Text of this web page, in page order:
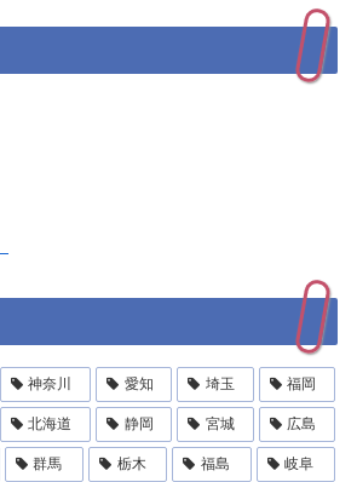
神奈川 愛知 埼玉 福岡
北海道 静岡 宮城 広島
群馬 栃木 福島 岐阜